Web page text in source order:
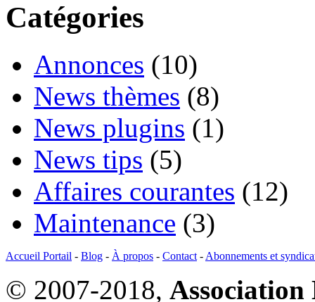
Catégories
Annonces (10)
News thèmes (8)
News plugins (1)
News tips (5)
Affaires courantes (12)
Maintenance (3)
Accueil Portail - Blog - À propos - Contact - Abonnements et
© 2007-2018, Association